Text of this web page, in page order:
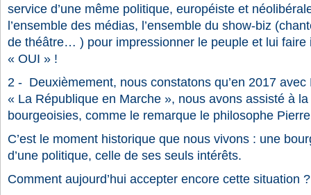
service d’une même politique, européiste et
l’ensemble des médias, l’ensemble du show-biz
de théâtre… ) pour impressionner le peuple et lui faire
« OUI » !
2 - Deuxièmement, nous constatons qu’en 2017
« La République en Marche », nous avons assisté à
bourgeoisies, comme le remarque le philosophe
C’est le moment historique que nous vivons : une
d’une politique, celle de ses seuls intérêts.
Comment aujourd’hui accepter encore cette situation ?